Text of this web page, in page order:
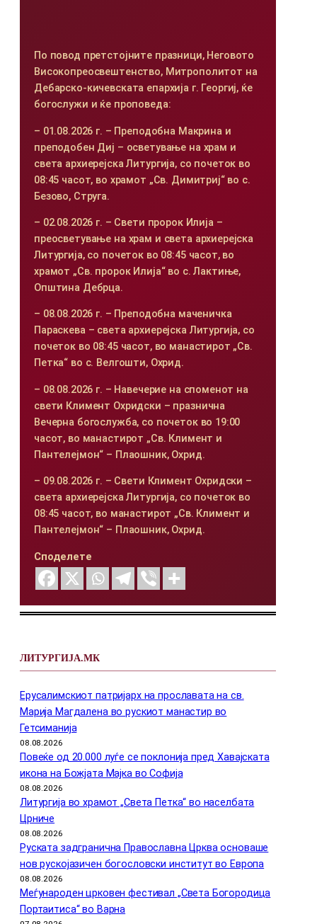
По повод претстојните празници, Неговото
Високопреосвештенство, Митрополитот на
Дебарско-кичевската епархија г. Георгиј, ќе
богослужи и ќе проповеда:
– 01.08.2026 г. – Преподобна Макрина и
преподобен Диј – осветување на храм и
света архиерејска Литургија, со почеток во
08:45 часот, во храмот „Св. Димитриј“ во с.
Безово, Струга.
– 02.08.2026 г. – Свети пророк Илија –
преосветување на храм и света архиерејска
Литургија, со почеток во 08:45 часот, во
храмот „Св. пророк Илија“ во с. Лактиње,
Општина Дебрца.
– 08.08.2026 г. – Преподобна маченичка
Параскева – света архиерејска Литургија, со
почеток во 08:45 часот, во манастирот „Св.
Петка“ во с. Велгошти, Охрид.
– 08.08.2026 г. – Навечерие на споменот на
свети Климент Охридски – празнична
Вечерна богослужба, со почеток во 19:00
часот, во манастирот „Св. Климент и
Пантелејмон“ – Плаошник, Охрид.
– 09.08.2026 г. – Свети Климент Охридски –
света архиерејска Литургија, со почеток во
08:45 часот, во манастирот „Св. Климент и
Пантелејмон“ – Плаошник, Охрид.
Споделете
ЛИТУРГИЈА.МК
Ерусалимскиот патријарх на прославата на св.
Марија Магдалена во рускиот манастир во
Гетсиманија
08.08.2026
Повеќе од 20.000 луѓе се поклонија пред Хавајската
икона на Божјата Мајка во Софија
08.08.2026
Литургија во храмот „Света Петка“ во населбата
Црниче
08.08.2026
Руската задгранична Православна Црква основаше
нов рускојазичен богословски институт во Европа
08.08.2026
Меѓународен црковен фестивал „Света Богородица
Портаитиса“ во Варна